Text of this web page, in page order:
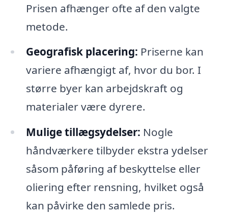
Prisen afhænger ofte af den valgte
metode.
Geografisk placering: Priserne kan
variere afhængigt af, hvor du bor. I
større byer kan arbejdskraft og
materialer være dyrere.
Mulige tillægsydelser: Nogle
håndværkere tilbyder ekstra ydelser
såsom påføring af beskyttelse eller
oliering efter rensning, hvilket også
kan påvirke den samlede pris.